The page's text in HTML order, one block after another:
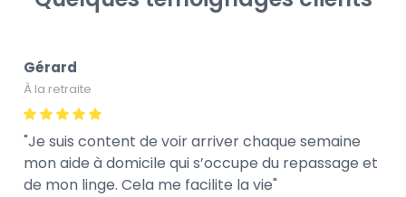
Gérard
À la retraite
Je suis content de voir arriver chaque semaine
mon aide à domicile qui s’occupe du repassage et
de mon linge. Cela me facilite la vie